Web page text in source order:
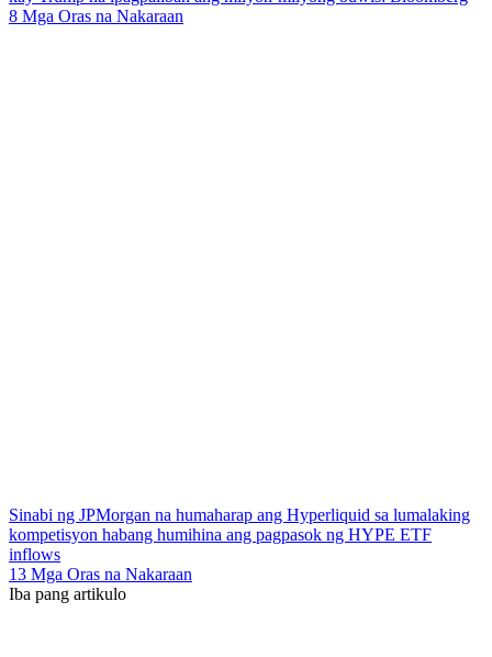
8 Mga Oras na Nakaraan
Sinabi ng JPMorgan na humaharap ang Hyperliquid sa lumalaking
kompetisyon habang humihina ang pagpasok ng HYPE ETF
inflows
13 Mga Oras na Nakaraan
Iba pang artikulo